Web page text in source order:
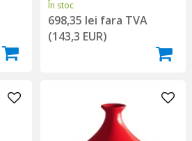
În stoc
698,35 lei fara TVA
(143,3 EUR)